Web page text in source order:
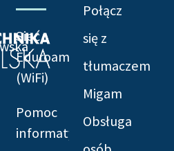
Sieć
Eduroam
(WiFi)
Pomoc
informatyczna
Połącz
się z
tłumaczem
Migam
Obsługa